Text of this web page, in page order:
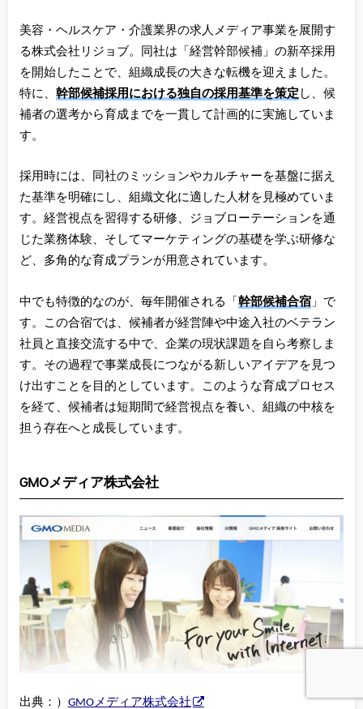
美容・ヘルスケア・介護業界の求人メディア事業を展開す
る株式会社リジョブ。同社は「経営幹部候補」の新卒採用
を開始したことで、組織成長の大きな転機を迎えました。
特に、 幹部候補採用における独自の採用基準を策定 し、候
補者の選考から育成までを一貫して計画的に実施していま
す。
採用時には、同社のミッションやカルチャーを基盤に据え
た基準を明確にし、組織文化に適した人材を見極めていま
す。経営視点を習得する研修、ジョブローテーションを通
じた業務体験、そしてマーケティングの基礎を学ぶ研修な
ど、多角的な育成プランが用意されています。
中でも特徴的なのが、毎年開催される「 幹部候補合宿」で
す。この合宿では、候補者が経営陣や中途入社のベテラン
社員と直接交流する中で、企業の現状課題を自ら考察しま
す。その過程で事業成長につながる新しいアイデアを見つ
け出すことを目的としています。このような育成プロセス
を経て、候補者は短期間で経営視点を養い、組織の中核を
担う存在へと成長しています。
GMOメディア株式会社
出典：） GMOメディア株式会社